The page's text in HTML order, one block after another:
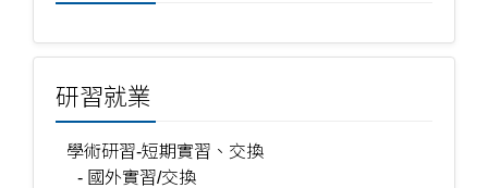
研習就業
學術研習-短期實習、交換
- 國外實習/交換